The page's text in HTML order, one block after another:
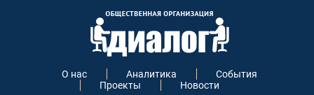
О нас Аналитика
События
Проекты
Новости